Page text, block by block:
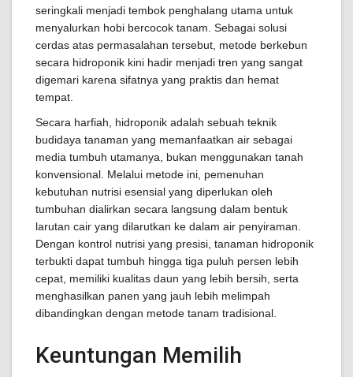
seringkali menjadi tembok penghalang utama untuk
menyalurkan hobi bercocok tanam. Sebagai solusi
cerdas atas permasalahan tersebut, metode berkebun
secara hidroponik kini hadir menjadi tren yang sangat
digemari karena sifatnya yang praktis dan hemat
tempat.
Secara harfiah, hidroponik adalah sebuah teknik
budidaya tanaman yang memanfaatkan air sebagai
media tumbuh utamanya, bukan menggunakan tanah
konvensional. Melalui metode ini, pemenuhan
kebutuhan nutrisi esensial yang diperlukan oleh
tumbuhan dialirkan secara langsung dalam bentuk
larutan cair yang dilarutkan ke dalam air penyiraman.
Dengan kontrol nutrisi yang presisi, tanaman hidroponik
terbukti dapat tumbuh hingga tiga puluh persen lebih
cepat, memiliki kualitas daun yang lebih bersih, serta
menghasilkan panen yang jauh lebih melimpah
dibandingkan dengan metode tanam tradisional.
Keuntungan Memilih